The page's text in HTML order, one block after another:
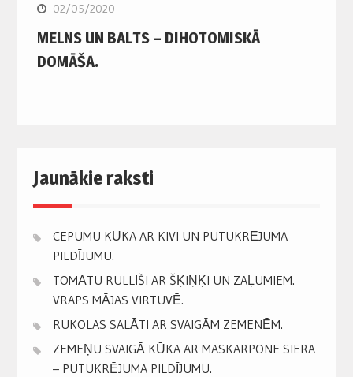
02/05/2020
MELNS UN BALTS – DIHOTOMISKĀ
DOMĀŠA.
Jaunākie raksti
CEPUMU KŪKA AR KIVI UN PUTUKRĒJUMA
PILDĪJUMU.
TOMĀTU RULLĪŠI AR ŠĶIŅĶI UN ZAĻUMIEM.
VRAPS MĀJAS VIRTUVĒ.
RUKOLAS SALĀTI AR SVAIGĀM ZEMENĒM.
ZEMEŅU SVAIGĀ KŪKA AR MASKARPONE SIERA
– PUTUKRĒJUMA PILDĪJUMU.